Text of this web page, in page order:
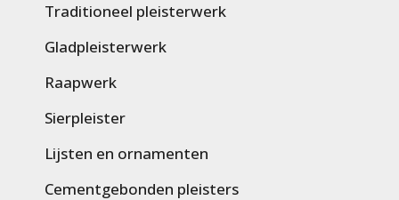
Traditioneel pleisterwerk
Gladpleisterwerk
Raapwerk
Sierpleister
Lijsten en ornamenten
Cementgebonden pleisters